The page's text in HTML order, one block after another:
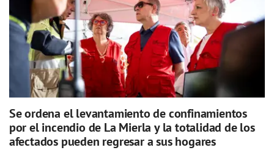
Se ordena el levantamiento de confinamientos
por el incendio de La Mierla y la totalidad de los
afectados pueden regresar a sus hogares